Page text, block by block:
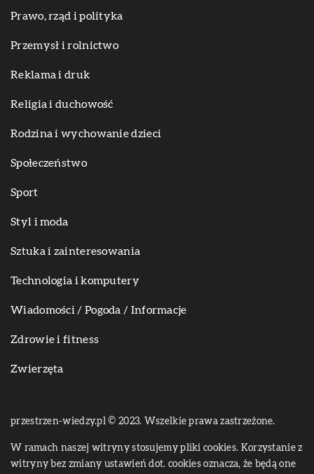
Prawo, rząd i polityka
Przemysł i rolnictwo
Reklama i druk
Religia i duchowość
Rodzina i wychowanie dzieci
Społeczeństwo
Sport
Styl i moda
Sztuka i zainteresowania
Technologia i komputery
Wiadomości / Pogoda / Informacje
Zdrowie i fitness
Zwierzęta
przestrzen-wiedzy.pl © 2023. Wszelkie prawa zastrzeżone.
W ramach naszej witryny stosujemy pliki cookies. Korzystanie z
witryny bez zmiany ustawień dot. cookies oznacza, że będą one